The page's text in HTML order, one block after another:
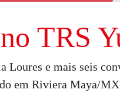
TRS
Loures e mais seis
em Riviera Maya/